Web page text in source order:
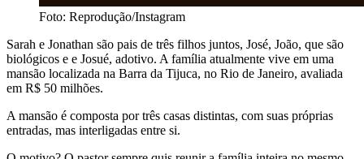
Foto: Reprodução/Instagram
Sarah e Jonathan são pais de três filhos juntos, José, João, que são
biológicos e e Josué, adotivo. A família atualmente vive em uma
mansão localizada na Barra da Tijuca, no Rio de Janeiro, avaliada
em R$ 50 milhões.
A mansão é composta por três casas distintas, com suas próprias
entradas, mas interligadas entre si.